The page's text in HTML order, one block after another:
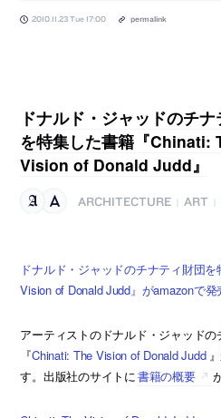
2010.11.23 Tue 17:00 permalink
ドナルド・ジャッドのチ
を特集した書籍『Chinati:
Vision of Donald Judd』
ARCHITECTURE ART
ドナルド・ジャッドのチナティ財団
Vision of Donald Judd』がamazonで
アーティストのドナルド・ジャッド
『Chinati: The Vision of Donald Judd
す。出版社のサイトに書籍の概要